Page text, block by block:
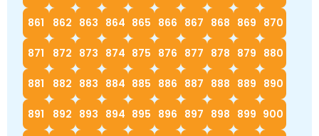
861 862 863 864 865 866 867 868 869 870
871 872 873 874 875 876 877 878 879 880
881 882 883 884 885 886 887 888 889 890
891 892 893 894 895 896 897 898 899 900